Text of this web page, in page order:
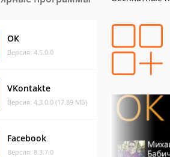
ОК
Версия: 4.5.0.0
VKontakte
Версия: 4.3.0.0 (17.89 МБ)
Facebook
Версия: 8.3.7.0